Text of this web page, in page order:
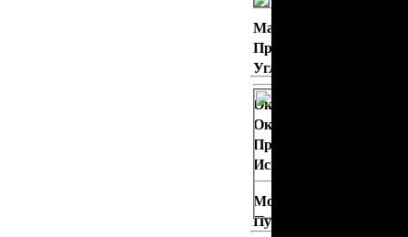
Макс. полезное
Предельная зв.
Угловое разрешение
Окуляр 1
Окуляр 2
Призма (зеркало)
Искатель
Монтировка
Пульт управления